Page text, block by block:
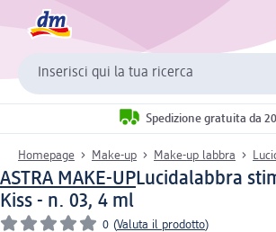
Inserisci qui la tua ricerca
Spedizione gratuita da
Homepage Make-up Make-up labbra
ASTRA MAKE-UPLucidalabbra
Kiss - n. 03, 4 ml
0 (Valuta il prodotto)